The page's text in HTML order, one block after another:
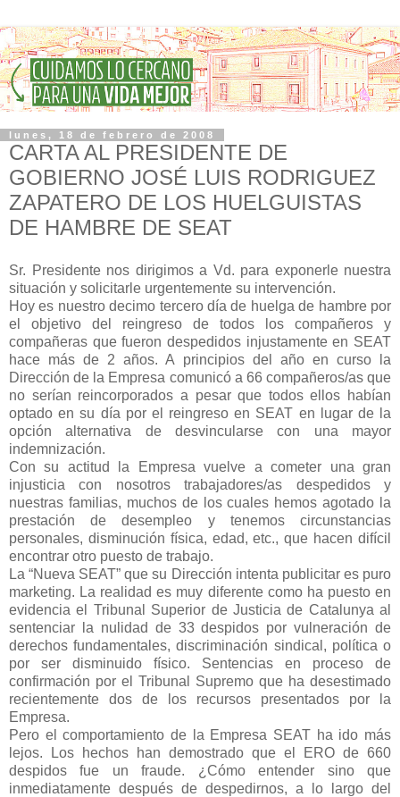
lunes, 18 de febrero de 2008
CARTA AL PRESIDENTE DE
GOBIERNO JOSÉ LUIS RODRIGUEZ
ZAPATERO DE LOS HUELGUISTAS
DE HAMBRE DE SEAT
Sr. Presidente nos dirigimos a Vd. para exponerle nuestra
situación y solicitarle urgentemente su intervención.
Hoy es nuestro decimo tercero día de huelga de hambre por
el objetivo del reingreso de todos los compañeros y
compañeras que fueron despedidos injustamente en SEAT
hace más de 2 años. A principios del año en curso la
Dirección de la Empresa comunicó a 66 compañeros/as que
no serían reincorporados a pesar que todos ellos habían
optado en su día por el reingreso en SEAT en lugar de la
opción alternativa de desvincularse con una mayor
indemnización.
Con su actitud la Empresa vuelve a cometer una gran
injusticia con nosotros trabajadores/as despedidos y
nuestras familias, muchos de los cuales hemos agotado la
prestación de desempleo y tenemos circunstancias
personales, disminución física, edad, etc., que hacen difícil
encontrar otro puesto de trabajo.
La “Nueva SEAT” que su Dirección intenta publicitar es puro
marketing. La realidad es muy diferente como ha puesto en
evidencia el Tribunal Superior de Justicia de Catalunya al
sentenciar la nulidad de 33 despidos por vulneración de
derechos fundamentales, discriminación sindical, política o
por ser disminuido físico. Sentencias en proceso de
confirmación por el Tribunal Supremo que ha desestimado
recientemente dos de los recursos presentados por la
Empresa.
Pero el comportamiento de la Empresa SEAT ha ido más
lejos. Los hechos han demostrado que el ERO de 660
despidos fue un fraude. ¿Cómo entender sino que
inmediatamente después de despedirnos, a lo largo del